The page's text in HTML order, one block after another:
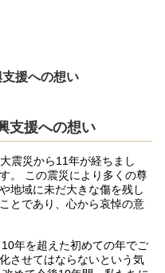
援への想い
支援への想い
震災から11年が経ちまし
。 この震災により多くの尊
地域に未だ大きな傷を残し
とであり、心から哀悼の意
年を超えた初めての年でご
させてはならないという気